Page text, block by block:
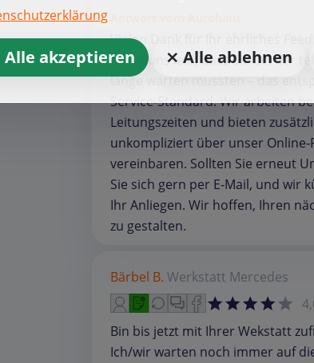
Vielen Dank für Ihr ehrliches
Es tut uns leid, dass Sie bei der
lange warten mussten – das
Service‑Standard. Wir arbeiten
Leitungszeiten und bieten
unkompliziert über unser
vereinbaren. Sollten Sie erneut
Sie sich gern per E‑Mail, und
Ihr Anliegen. Wir hoffen, Ihren
zu gestalten.
Bärbel B. Werkstatt Mercedes
Bin bis jetzt mit Ihrer Wekstatt
Ich/wir warten noch immer auf
Alle akzeptieren ⨯ Alle ablehnen